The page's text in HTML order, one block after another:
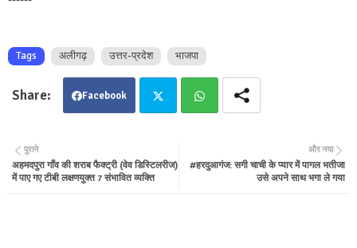
Tags अलीगढ़ उत्तर-प्रदेश भाजपा
Facebook
ter tsa
और नया
#हरदुआगंज: सगी चाची के प्यार में पागल भतीजा
उसे अपने साथ भगा ले गया
पुराने
अहमदपुरा गाँव की शराब फैक्ट्री (वेव डिस्टिलरीज)
में पाए गए टीबी लक्षणयुक्त 7 संभावित व्यक्ति